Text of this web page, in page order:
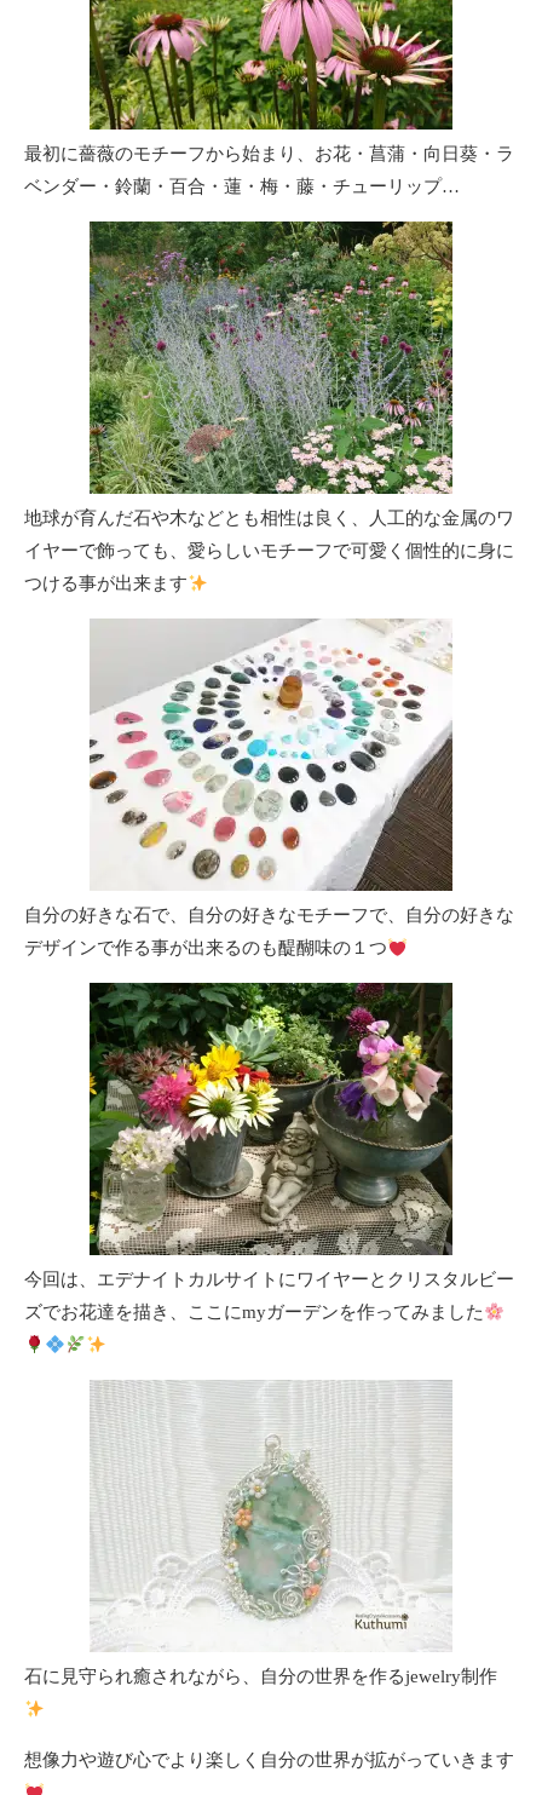
最初に薔薇のモチーフから始まり、お花・菖蒲・向日葵・ラ
ベンダー・鈴蘭・百合・蓮・梅・藤・チューリップ…
地球が育んだ石や木などとも相性は良く、人工的な金属のワ
イヤーで飾っても、愛らしいモチーフで可愛く個性的に身に
つける事が出来ます
自分の好きな石で、自分の好きなモチーフで、自分の好きな
デザインで作る事が出来るのも醍醐味の１つ
今回は、エデナイトカルサイトにワイヤーとクリスタルビー
ズでお花達を描き、ここにmyガーデンを作ってみました
石に見守られ癒されながら、自分の世界を作るjewelry制作
想像力や遊び心でより楽しく自分の世界が拡がっていきます